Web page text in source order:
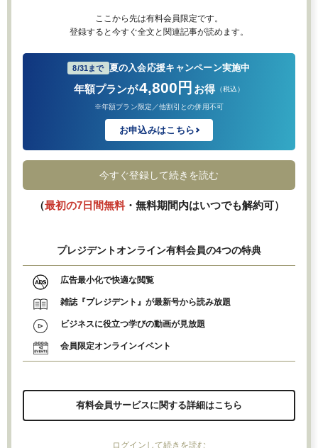
ここから先は有料会員限定です。
登録すると今すぐ全文と関連記事が読めます。
8/31まで 夏の入会応援キャンペーン実施中
年額プランが4,800円 お得 （税込）
※年額プラン限定／他割引との併用不可
お申込みはこちら
今すぐ登録して続きを読む
（最初の7日間無料・無料期間内はいつでも解約可）
プレジデントオンライン有料会員の4つの特典
広告最小化で快適な閲覧
雑誌『プレジデント』が最新号から読み放題
ビジネスに役立つ学びの動画が見放題
会員限定オンラインイベント
有料会員サービスに関する詳細はこちら
ログインして続きを読む